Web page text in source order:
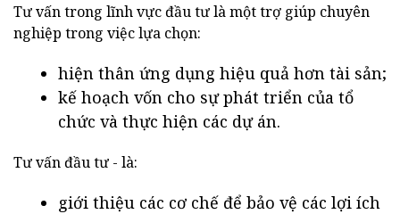
Tư vấn trong lĩnh vực đầu tư là một trợ giúp chuyên
nghiệp trong việc lựa chọn:
hiện thân ứng dụng hiệu quả hơn tài sản;
kế hoạch vốn cho sự phát triển của tổ
chức và thực hiện các dự án.
Tư vấn đầu tư - là:
giới thiệu các cơ chế để bảo vệ các lợi ích